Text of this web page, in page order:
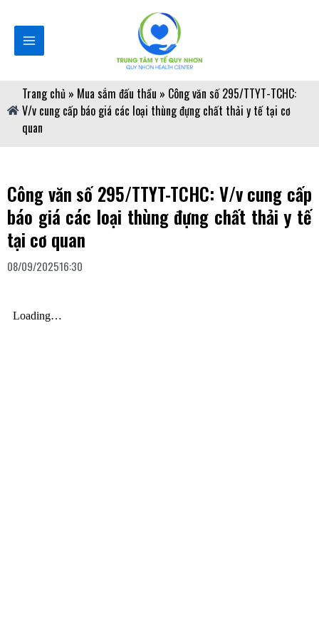
dung
Menu
Trang chủ » Mua sắm đấu thầu » Công văn số 295/TTYT-TCHC:
V/v cung cấp báo giá các loại thùng đựng chất thải y tế tại cơ
quan
Công văn số 295/TTYT-TCHC: V/v cung cấp
báo giá các loại thùng đựng chất thải y tế
tại cơ quan
08/09/202516:30